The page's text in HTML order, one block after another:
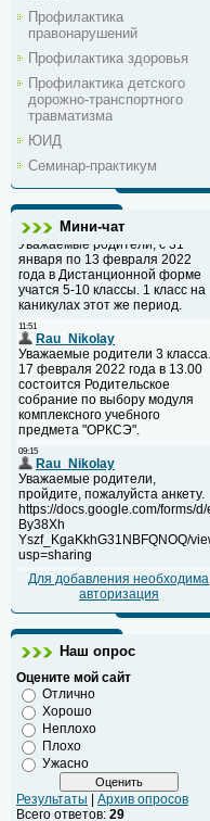
Профилактика
правонарушений
Профилактика здоровья
Профилактика детского
дорожно-транспортного
травматизма
ЮИД
Семинар-практикум
Мини-чат
Для добавления необходима
авторизация
Наш опрос
Оцените мой сайт
Отлично
Хорошо
Неплохо
Плохо
Ужасно
Результаты
Архив опросов
Всего ответов: 29